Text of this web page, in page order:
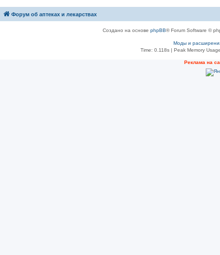
Форум об аптеках и лекарствах
Создано на основе phpBB® Forum Software ©
Моды и
Time: 0.118s | Peak Memory
Рeклама на